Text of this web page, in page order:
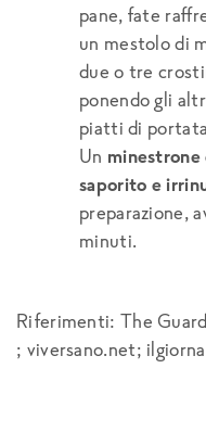
pane, fate
un mestolo di
due o tre
ponendo gli
piatti di
Un
saporito e
preparazione,
minuti.
Riferimenti: The
; viversano.net;